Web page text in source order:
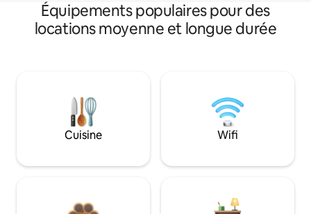
Équipements populaires pour des
locations moyenne et longue durée
Cuisine Wifi